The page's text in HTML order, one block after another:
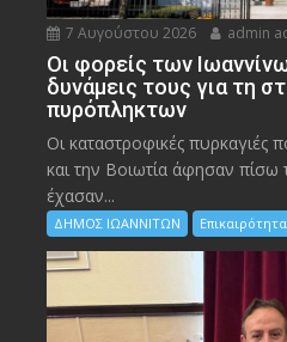
7 Αυγούστου 2026 admin
Οι φορείς των
δυνάμεις τους για τη
πυρόπληκτων
Οι καταστροφικές πυρκαγιές
και την Bοιωτία άφησαν
έχασαν...
ΔΗΜΟΣ ΙΩΑΝΝΙΤΩΝ Επικαιρότητα